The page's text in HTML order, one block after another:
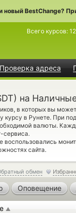
новый BestChange?
Проверка адреса
Всего курсов:
на
в которых вы
в Рунете. При
валюты.
сервиса.
воспользовались
сайта.
обмен
Оповещение
▲